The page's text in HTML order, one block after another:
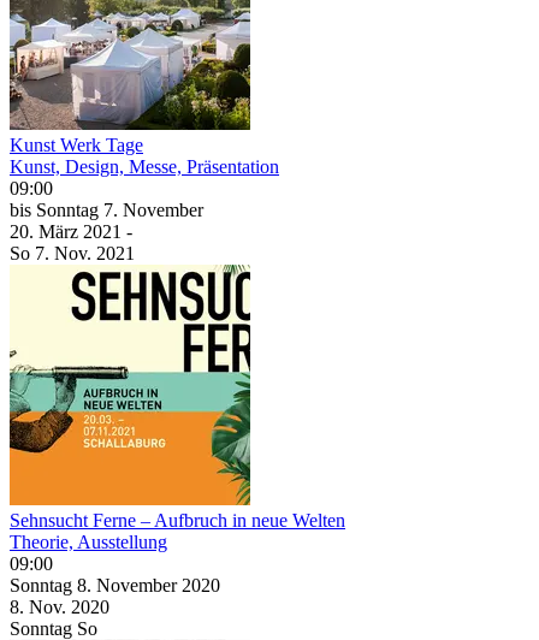
Kunst Werk Tage
Kunst, Design, Messe, Präsentation
09:00
bis Sonntag 7. November
20. März 2021 -
So 7. Nov. 2021
Sehnsucht Ferne – Aufbruch in neue Welten
Theorie, Ausstellung
09:00
Sonntag 8. November 2020
8. Nov. 2020
Sonntag So